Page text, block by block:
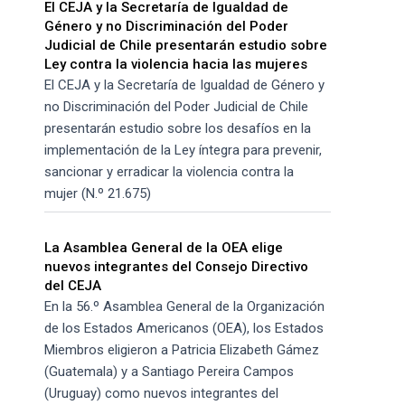
El CEJA y la Secretaría de Igualdad de
Género y no Discriminación del Poder
Judicial de Chile presentarán estudio sobre
Ley contra la violencia hacia las mujeres
El CEJA y la Secretaría de Igualdad de Género y
no Discriminación del Poder Judicial de Chile
presentarán estudio sobre los desafíos en la
implementación de la Ley íntegra para prevenir,
sancionar y erradicar la violencia contra la
mujer (N.º 21.675)
La Asamblea General de la OEA elige
nuevos integrantes del Consejo Directivo
del CEJA
En la 56.º Asamblea General de la Organización
de los Estados Americanos (OEA), los Estados
Miembros eligieron a Patricia Elizabeth Gámez
(Guatemala) y a Santiago Pereira Campos
(Uruguay) como nuevos integrantes del